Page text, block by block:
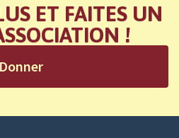
ET FAITES UN
!
Donner